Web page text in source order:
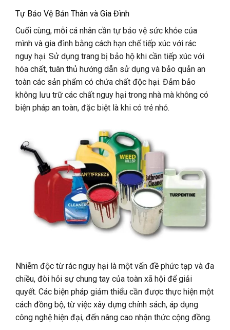
Tự Bảo Vệ Bản Thân và Gia Đình
Cuối cùng, mỗi cá nhân cần tự bảo vệ sức khỏe của
mình và gia đình bằng cách hạn chế tiếp xúc với rác
nguy hại. Sử dụng trang bị bảo hộ khi cần tiếp xúc với
hóa chất, tuân thủ hướng dẫn sử dụng và bảo quản an
toàn các sản phẩm có chứa chất độc hại. Đảm bảo
không lưu trữ các chất nguy hại trong nhà mà không có
biện pháp an toàn, đặc biệt là khi có trẻ nhỏ.
Nhiễm độc từ rác nguy hại là một vấn đề phức tạp và đa
chiều, đòi hỏi sự chung tay của toàn xã hội để giải
quyết. Các biện pháp giảm thiểu cần được thực hiện một
cách đồng bộ, từ việc xây dựng chính sách, áp dụng
công nghệ hiện đại, đến nâng cao nhận thức cộng đồng.